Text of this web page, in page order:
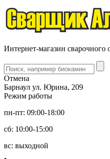
Интернет-магазин сварочного
Отмена
Барнаул ул. Юрина, 209
Режим работы
пн-пт: 09:00-18:00
сб: 10:00-15:00
вс: выходной